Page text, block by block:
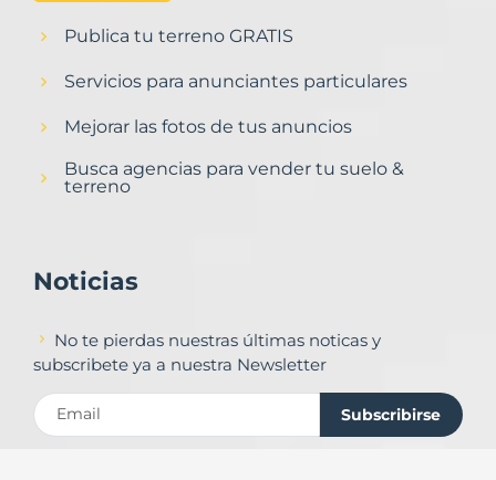
Publica tu terreno GRATIS
Servicios para anunciantes particulares
Mejorar las fotos de tus anuncios
Busca agencias para vender tu suelo &
terreno
Noticias
No te pierdas nuestras últimas noticas y
subscribete ya a nuestra Newsletter
Subscribirse